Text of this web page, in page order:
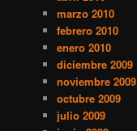
marzo 2010
febrero 2010
enero 2010
diciembre 2009
noviembre 2009
octubre 2009
julio 2009